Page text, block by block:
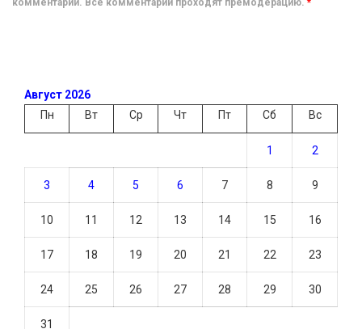
Август 2026
Пн
Вт Ср Чт Пт Сб Вс
1 2
3 4 5 6 7 8 9
10 11 12 13 14 15 16
17 18 19 20 21 22 23
24 25 26 27 28 29 30
31